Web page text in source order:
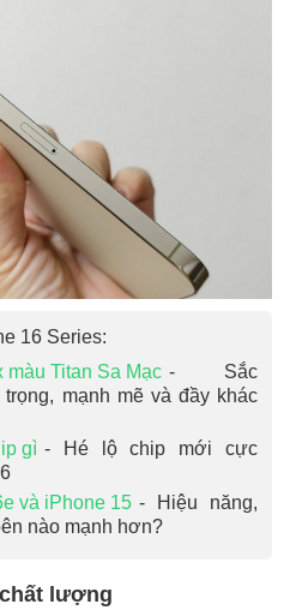
16 Series:
màu Titan Sa Mạc - Sắc
mạnh mẽ và đầy khác
gì - Hé lộ chip mới cực
và iPhone 15 - Hiệu năng,
nào mạnh hơn?
lượng